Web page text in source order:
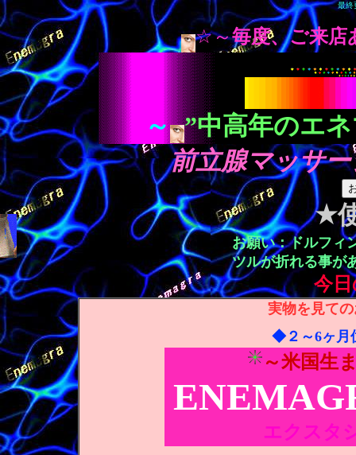
最終
☆～毎度、ご来
～ ”中高年のエ
前立腺マッサ
★
お願い：ドルフィ
ツルが折れる事が
今
実物を見て
◆２～6ヶ月
～米国生
エクスタ